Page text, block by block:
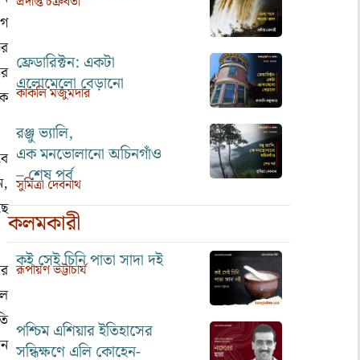
ফ্রেডারিক্টন: একটা
এলোমেলো বেড়ানো
কাকলি মজুমদার
রঞ্জু ভ্যালি,
এক মনভোলানো অচিনগাঁও
– শেষ পর্ব
সুমিত্রা দেবনাথ
কলমকারী
কই সেই চিনি পাতা সাদা দই
রূপায়ণ ভট্টাচার্য
পশ্চিম এশিয়ার ইতিহাসের
সন্ধিক্ষণে এলি কোহেন-